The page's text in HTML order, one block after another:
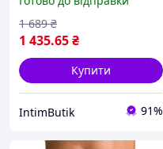
екошкіра, відкриті сідниці
Sex Aura
1 435.65₴
1 689 ₴
Купити
IntimButik 91%